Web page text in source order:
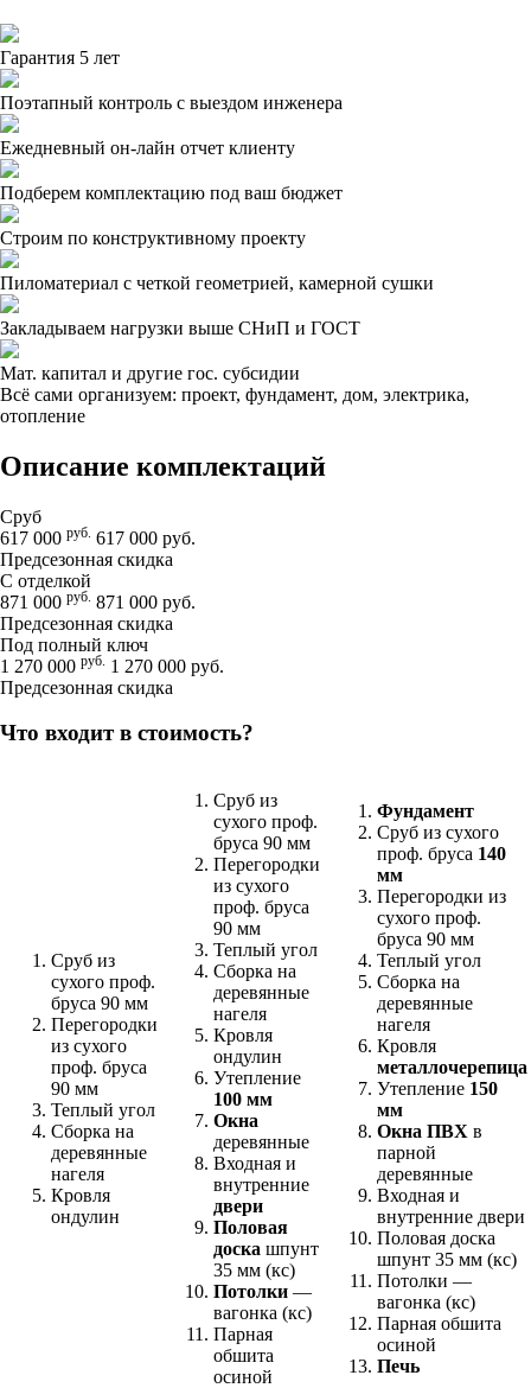
Гарантия 5 лет
Поэтапный контроль с выездом инженера
Ежедневный он-лайн отчет клиенту
Подберем комплектацию под ваш бюджет
Строим по конструктивному проекту
Пиломатериал с четкой геометрией, камерной сушки
Закладываем нагрузки выше СНиП и ГОСТ
Мат. капитал и другие гос. субсидии
Всё сами организуем: проект, фундамент, дом, электрика,
отопление
Описание комплектаций
Сруб
617 000 руб. 617 000 руб.
Предсезонная скидка
С отделкой
871 000 руб. 871 000 руб.
Предсезонная скидка
Под полный ключ
1 270 000 руб. 1 270 000 руб.
Предсезонная скидка
Что входит в стоимость?
Сруб из
сухого проф.
бруса 90 мм
Перегородки
из сухого
проф. бруса
90 мм
Теплый угол
Сборка на
деревянные
нагеля
Кровля
ондулин
Сруб из
сухого проф.
бруса 90 мм
Перегородки
из сухого
проф. бруса
90 мм
Теплый угол
Сборка на
деревянные
нагеля
Кровля
ондулин
Утепление
100 мм
Окна
деревянные
Входная и
внутренние
двери
Половая
доска шпунт
35 мм (кс)
Потолки —
вагонка (кс)
Парная
обшита
осиной
Фундамент
Сруб из сухого
проф. бруса 140
мм
Перегородки из
сухого проф.
бруса 90 мм
Теплый угол
Сборка на
деревянные
нагеля
Кровля
металлочерепица
Утепление 150
мм
Окна ПВХ в
парной
деревянные
Входная и
внутренние двери
Половая доска
шпунт 35 мм (кс)
Потолки —
вагонка (кс)
Парная обшита
осиной
Печь